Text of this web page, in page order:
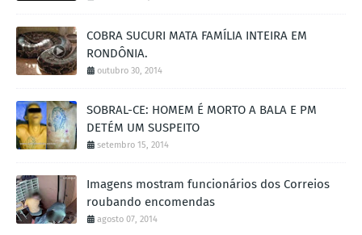
COBRA SUCURI MATA FAMÍLIA INTEIRA EM
RONDÔNIA.
outubro 30, 2014
SOBRAL-CE: HOMEM É MORTO A BALA E PM
DETÉM UM SUSPEITO
setembro 15, 2014
Imagens mostram funcionários dos Correios
roubando encomendas
agosto 07, 2014